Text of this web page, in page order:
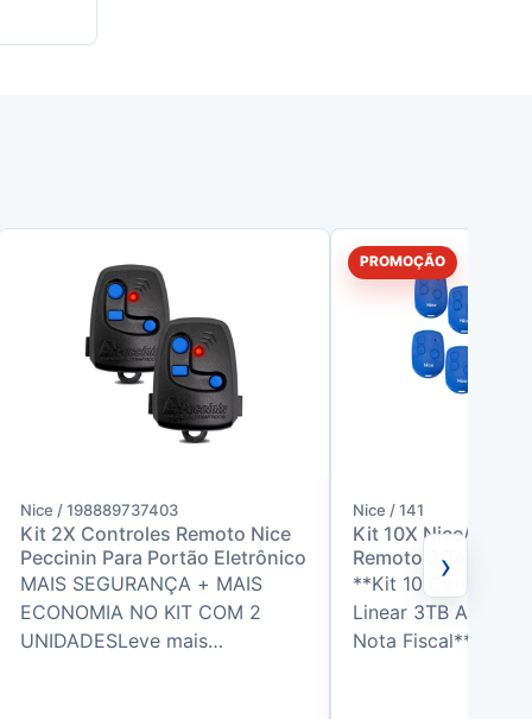
Nice / 198889737403
Kit 2X Controles Remoto Nice
Peccinin Para Portão Eletrônico
MAIS SEGURANÇA + MAIS
ECONOMIA NO KIT COM 2
UNIDADESLeve mais
PROMOÇÃO
Nice / 141
Kit 10X Nice/
Remoto 3 Teclas
**Kit 10 Controles
Linear 3TB Azul -
Nota Fiscal**O Kit
›